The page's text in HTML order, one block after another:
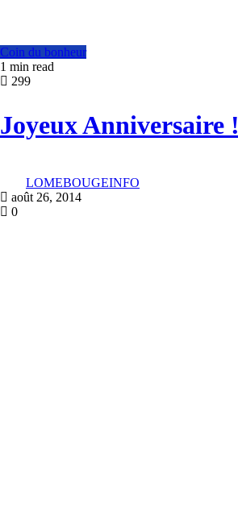
Coin du bonheur
1 min read
299
Joyeux Anniversaire !
LOMEBOUGEINFO
août 26, 2014
0